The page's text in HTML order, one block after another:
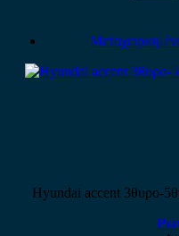
Hyundai accent 3θυρο-